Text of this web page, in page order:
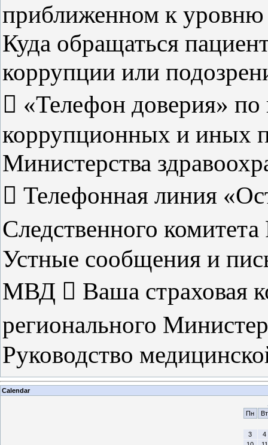
приближенном к
Куда обращаться
коррупции или
 «Телефон доверия»
коррупционных и иных
Министерства
 Телефонная линия
Следственного
Устные сообщения и
МВД  Ваша страховая
регионального
Руководство
Calendar
Пн
Вт
3
4